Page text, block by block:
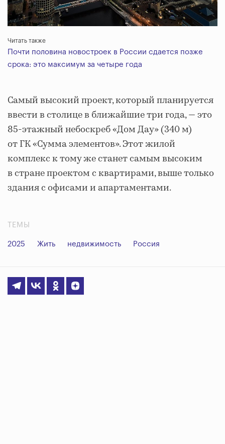
Читать также
Почти половина новостроек в России сдается позже
срока: это максимум за четыре года
Самый высокий проект, который планируется
ввести в столице в ближайшие три года, — это
85-этажный небоскреб «Дом Дау» (340 м)
от ГК «Сумма элементов». Этот жилой
комплекс к тому же станет самым высоким
в стране проектом с квартирами, выше только
здания с офисами и апартаментами.
ТЕМЫ
2025 Жить недвижимость Россия